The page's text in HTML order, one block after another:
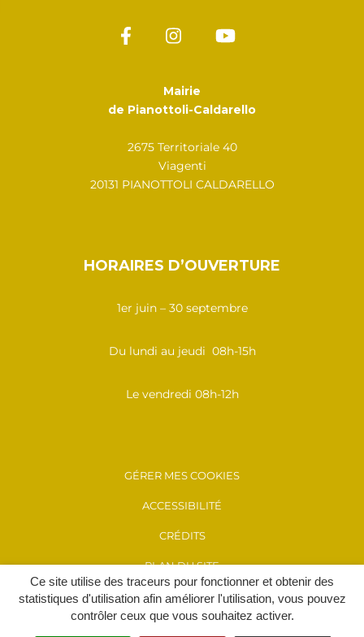
Ce site utilise des traceurs pour fonctionner et obtenir des
statistiques d'utilisation afin améliorer l'utilisation, vous pouvez
contrôler ceux que vous souhaitez activer.
Mairie
de Pianottoli-Caldarello
2675 Territoriale 40
Viagenti
20131 PIANOTTOLI CALDARELLO
HORAIRES D’OUVERTURE
1er juin – 30 septembre
Du lundi au jeudi 08h-15h
Le vendredi 08h-12h
GÉRER MES COOKIES
ACCESSIBILITÉ
CRÉDITS
PLAN DU SITE
MENTIONS LÉGALES
POLITIQUE DE CONFIDENTIALITÉ